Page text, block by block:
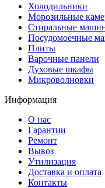
Холодильники
Морозильные
Стиральные
Посудомоечные
Плиты
Варочные панели
Духовые шкафы
Микроволновки
Информация
О нас
Гарантии
Ремонт
Вывоз
Утилизация
Доставка и оплата
Контакты